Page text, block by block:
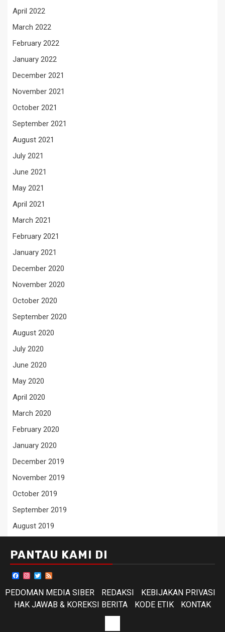
April 2022
March 2022
February 2022
January 2022
December 2021
November 2021
October 2021
September 2021
August 2021
July 2021
June 2021
May 2021
April 2021
March 2021
February 2021
January 2021
December 2020
November 2020
October 2020
September 2020
August 2020
July 2020
June 2020
May 2020
April 2020
March 2020
February 2020
January 2020
December 2019
November 2019
October 2019
September 2019
August 2019
PANTAU KAMI DI
Facebook
Instagram
Twitter
PEDOMAN MEDIA SIBER
REDAKSI
KEBIJAKAN PRIVASI
HAK JAWAB & KOREKSI BERITA
KODE ETIK KONTAK